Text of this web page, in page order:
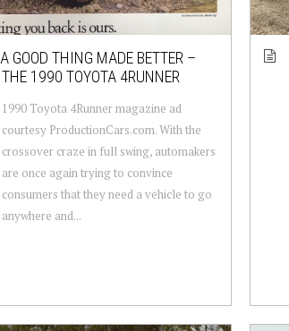
A GOOD THING MADE BETTER –
THE 1990 TOYOTA 4RUNNER
1990 Toyota 4Runner magazine ad
courtesy ProductionCars.com. With the
crossover craze in full swing, automakers
are once again trying to convince
consumers that they need a vehicle to go
anywhere and...